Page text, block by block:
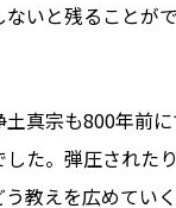
ないと残ることが
土真宗も800年前
た。弾圧された
教えを広めてい